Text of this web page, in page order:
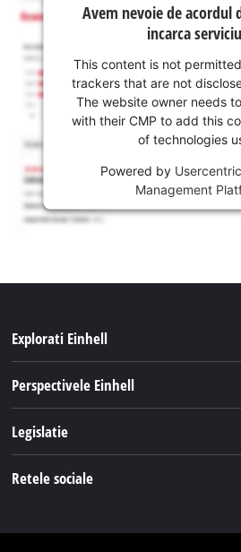
Avem nevoie de acordul
incarca
This content is not
trackers that are not
The website owner needs
with their CMP to add this
of technologies
Powered by
Management
Explorati Einhell
Sistemul de acumulatori
Perspectivele Einhell
Einhell in lume
Legislatie
Retele sociale